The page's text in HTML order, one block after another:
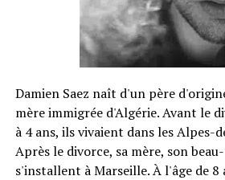
Damien Saez naît d'un père
mère immigrée d'Algérie. Avant le
à 4 ans, ils vivaient dans les Alpes-
Après le divorce, sa mère, son
s'installent à Marseille. À l'âge de 8